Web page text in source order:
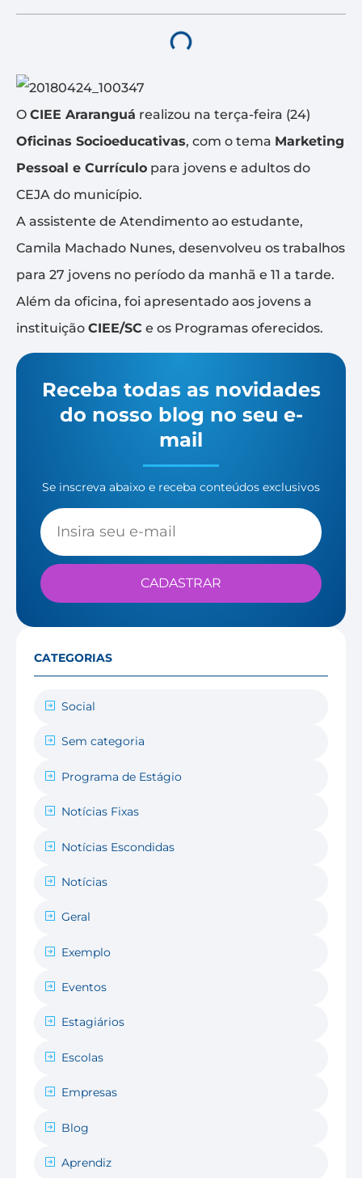
O CIEE Araranguá realizou na terça-feira (24)
Oficinas Socioeducativas, com o tema Marketing
Pessoal e Currículo para jovens e adultos do
CEJA do município.
A assistente de Atendimento ao estudante,
Camila Machado Nunes, desenvolveu os trabalhos
para 27 jovens no período da manhã e 11 a tarde.
Além da oficina, foi apresentado aos jovens a
instituição CIEE/SC e os Programas oferecidos.
Receba todas as novidades
do nosso blog no seu e-
mail
Se inscreva abaixo e receba conteúdos exclusivos
CADASTRAR
CATEGORIAS
Social
Sem categoria
Programa de Estágio
Notícias Fixas
Notícias Escondidas
Notícias
Geral
Exemplo
Eventos
Estagiários
Escolas
Empresas
Blog
Aprendiz